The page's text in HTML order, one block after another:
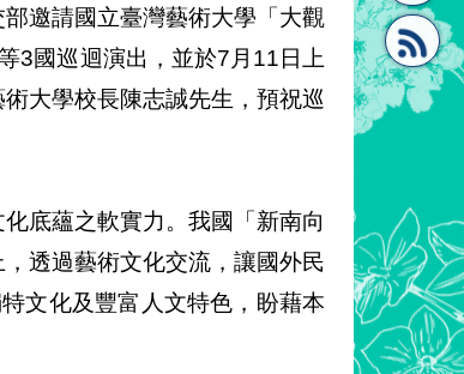
]" [連
邀請國立臺灣藝術大學「大觀
3國巡迴演出，並於7月11日上
大學校長陳志誠先生，預祝巡
底蘊之軟實力。我國「新南向
透過藝術文化交流，讓國外民
文化及豐富人文特色，盼藉本